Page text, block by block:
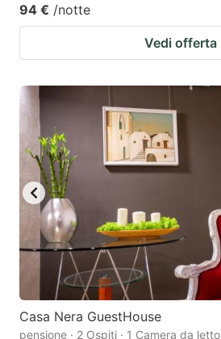
94 € /notte
Vedi offerta
Casa Nera GuestHouse
pensione · 2 Ospiti · 1 Camera da letto